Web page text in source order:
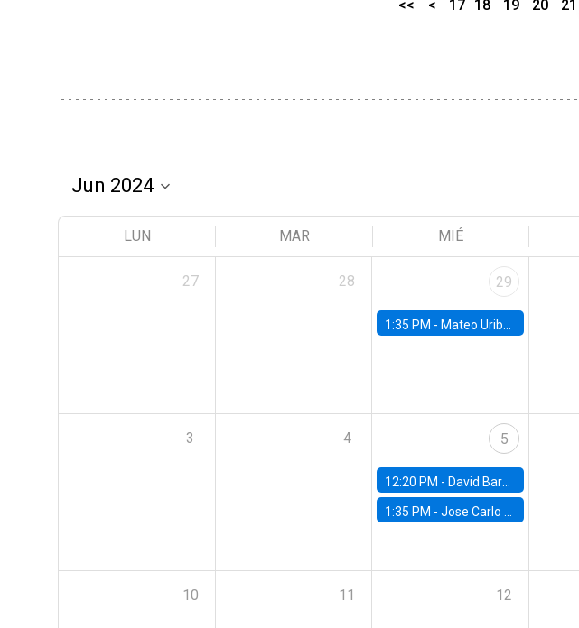
<< < 17 18 19 20 21
LUN MAR MIÉ
27 28 29
1:35 PM - Mateo Uribe-Castro, Universidad de los Andes (Colombia)
3 4 5
12:20 PM - David Bardey, Universidad de los Andes - CEDE
1:35 PM -Jose Carlo Bermudez, UC (ME) & World Bank
10 11 12